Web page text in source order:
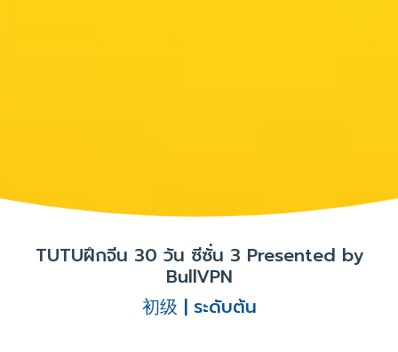
TUTUฝึกจีน 30 วัน ซีซั่น 3 Presented by
BullVPN
初级 | ระดับต้น